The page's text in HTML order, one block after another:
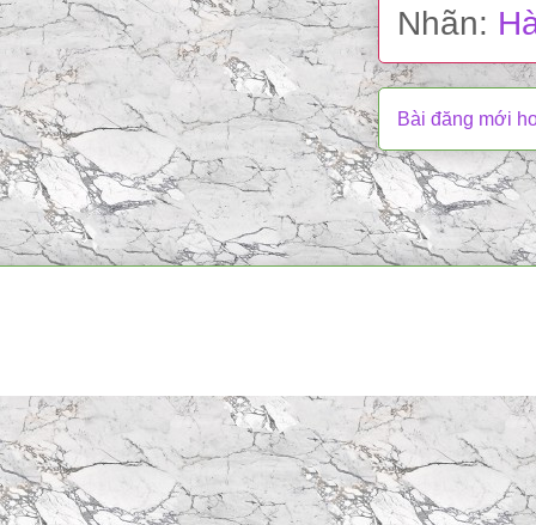
Nhãn:
Bài đăng mới